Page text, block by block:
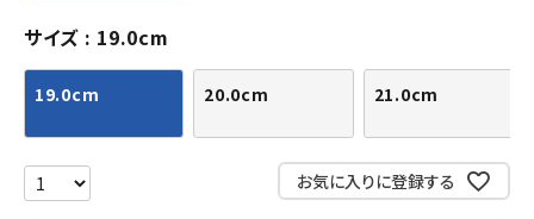
サイズ 19.0cm
19.0cm 20.0cm 21.0cm
お気に入りに登録する